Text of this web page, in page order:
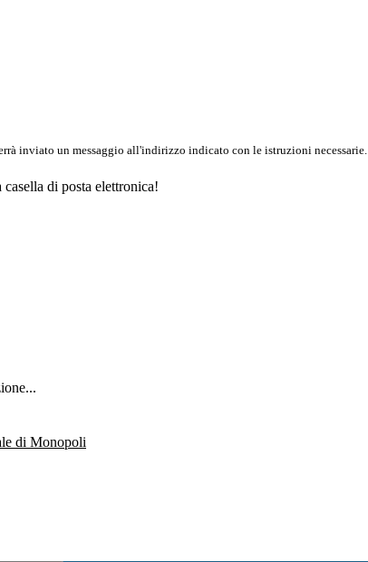
inviato un messaggio all'indirizzo indicato con le istruzioni necessarie.
di posta elettronica!